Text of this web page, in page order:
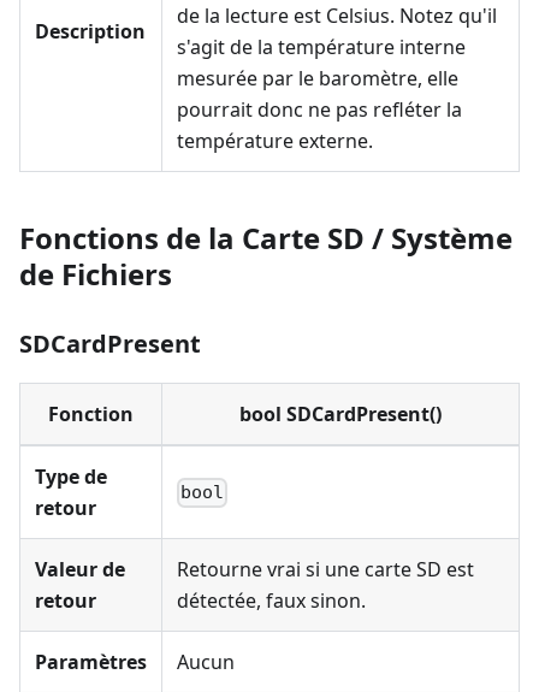
Description
de la lecture est Celsius. Notez qu'il
s'agit de la température interne
mesurée par le baromètre, elle
pourrait donc ne pas refléter la
température externe.
Fonctions de la Carte SD / Système
de Fichiers
SDCardPresent
Fonction bool SDCardPresent()
Type de
retour
bool
Valeur de
retour
Retourne vrai si une carte SD est
détectée, faux sinon.
Paramètres Aucun